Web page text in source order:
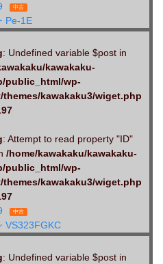
中古
Pe-1E
: Undefined variable $post in
kawakaku-
public_html/wp-
kawakaku3/wiget.php
: Attempt to read property "ID"
/home/kawakaku/kawakaku-
public_html/wp-
kawakaku3/wiget.php
中古
VS323FGKC
: Undefined variable $post in